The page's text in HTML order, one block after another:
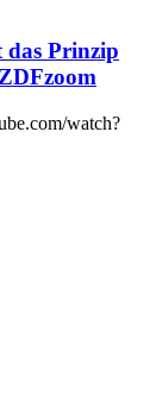
das Prinzip
watch?